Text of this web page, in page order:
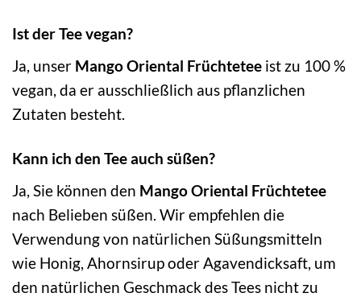
Ist der Tee vegan?
Ja, unser Mango Oriental Früchtetee ist zu 100 %
vegan, da er ausschließlich aus pflanzlichen
Zutaten besteht.
Kann ich den Tee auch süßen?
Ja, Sie können den Mango Oriental Früchtetee
nach Belieben süßen. Wir empfehlen die
Verwendung von natürlichen Süßungsmitteln
wie Honig, Ahornsirup oder Agavendicksaft, um
den natürlichen Geschmack des Tees nicht zu